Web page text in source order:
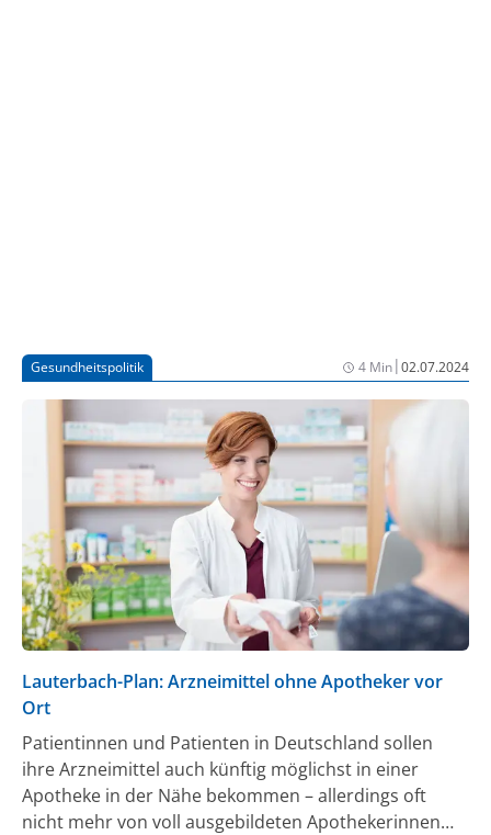
Gesundheitspolitik 4 Min|02.07.2024
Lauterbach-Plan: Arzneimittel ohne Apotheker vor
Ort
Patientinnen und Patienten in Deutschland sollen
ihre Arzneimittel auch künftig möglichst in einer
Apotheke in der Nähe bekommen – allerdings oft
nicht mehr von voll ausgebildeten Apothekerinnen